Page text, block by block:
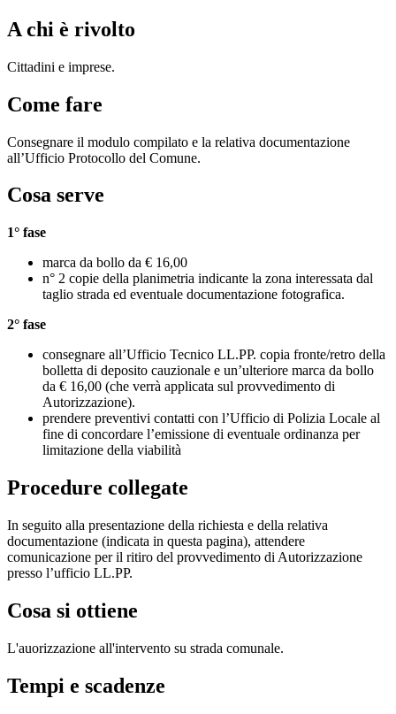
A chi è rivolto
Cittadini e imprese.
Come fare
Consegnare il modulo compilato e la relativa documentazione
all’Ufficio Protocollo del Comune.
Cosa serve
1° fase
marca da bollo da € 16,00
n° 2 copie della planimetria indicante la zona interessata dal
taglio strada ed eventuale documentazione fotografica.
2° fase
consegnare all’Ufficio Tecnico LL.PP. copia fronte/retro della
bolletta di deposito cauzionale e un’ulteriore marca da bollo
da € 16,00 (che verrà applicata sul provvedimento di
Autorizzazione).
prendere preventivi contatti con l’Ufficio di Polizia Locale al
fine di concordare l’emissione di eventuale ordinanza per
limitazione della viabilità
Procedure collegate
In seguito alla presentazione della richiesta e della relativa
documentazione (indicata in questa pagina), attendere
comunicazione per il ritiro del provvedimento di Autorizzazione
presso l’ufficio LL.PP.
Cosa si ottiene
L'auorizzazione all'intervento su strada comunale.
Tempi e scadenze